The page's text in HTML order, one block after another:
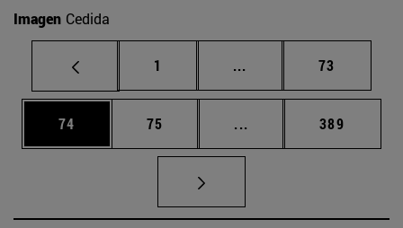
Imagen Cedida
Página
1 ... Páginas intermedias
Página
73
Página
74 Página
75 ... Páginas intermedias
Página
389